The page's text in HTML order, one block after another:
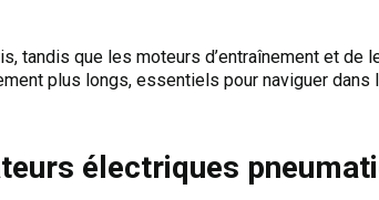
tandis que les moteurs d’entraînement et de
plus longs, essentiels pour naviguer dans
électriques